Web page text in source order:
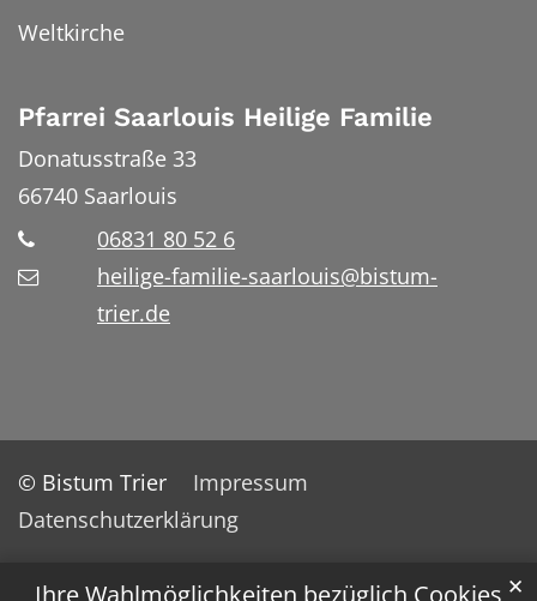
✕
Weltkirche
Pfarrei Saarlouis Heilige Familie
Donatusstraße 33
66740 Saarlouis
06831 80 52 6
heilige-familie-saarlouis@bistum-
trier.de
© Bistum Trier
Impressum
Datenschutzerklärung